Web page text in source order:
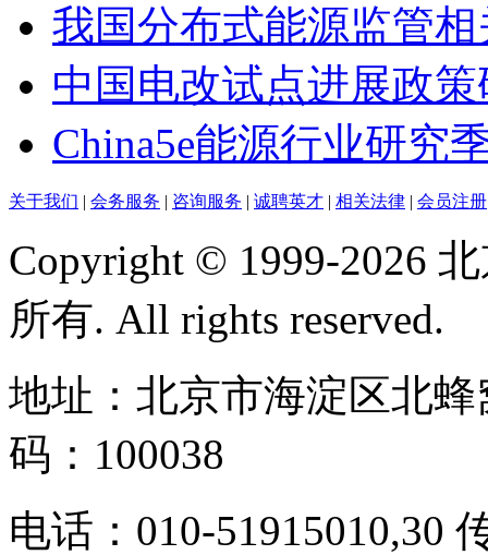
我国分布式能源监管
中国电改试点进展政
China5e能源行业研究
关于我们 | 会务服务 | 咨询服务 | 诚聘英才 | 相关法律 | 会员注册
Copyright © 1999-2026
所有. All rights reserved.
地址：北京市海淀区北
码：100038
电话：010-51915010,30